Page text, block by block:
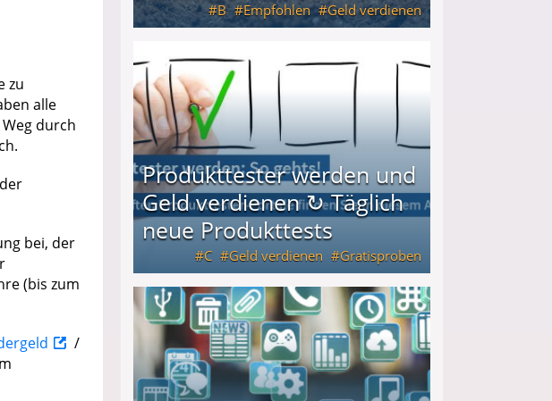
zu
alle
durch
bei, der
(bis zum
/
B Empfohlen Geld verdienen
Produkttester werden und
Geld verdienen ↻ Täglich
neue Produkttests
C Geld verdienen Gratisproben
Geld verdienen ↻ Täglich neue Produkttests